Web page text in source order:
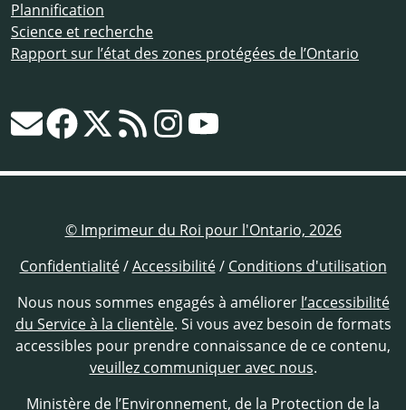
Plannification
Science et recherche
Rapport sur l’état des zones protégées de l’Ontario
© Imprimeur du Roi pour l'Ontario, 2026
Confidentialité/Accessibilité/ Conditions d'utilisation
Nous nous sommes engagés à améliorer l’accessibilité
du Service à la clientèle. Si vous avez besoin de formats
accessibles pour prendre connaissance de ce contenu,
veuillez communiquer avec nous.
Ministère de l’Environnement, de la Protection de la